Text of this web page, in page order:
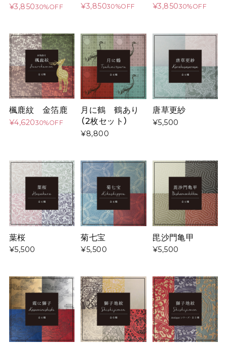
¥3,85030%OFF ¥3,85030%OFF ¥3,85030%OFF
楓鹿紋 金箔鹿
¥4,62030%OFF
月に鶴 鶴あり
（2枚セット）
¥8,800
唐草更紗
¥5,500
葉桜
¥5,500
菊七宝
¥5,500
毘沙門亀甲
¥5,500